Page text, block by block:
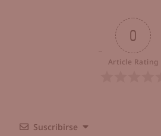
0
Article Rating
Suscribirse